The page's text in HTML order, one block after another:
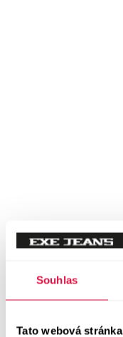
Souhlas
Tato webová